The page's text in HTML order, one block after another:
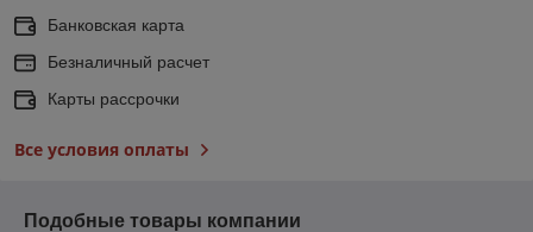
Банковская карта
Безналичный расчет
Карты рассрочки
Все условия оплаты
Подобные товары компании